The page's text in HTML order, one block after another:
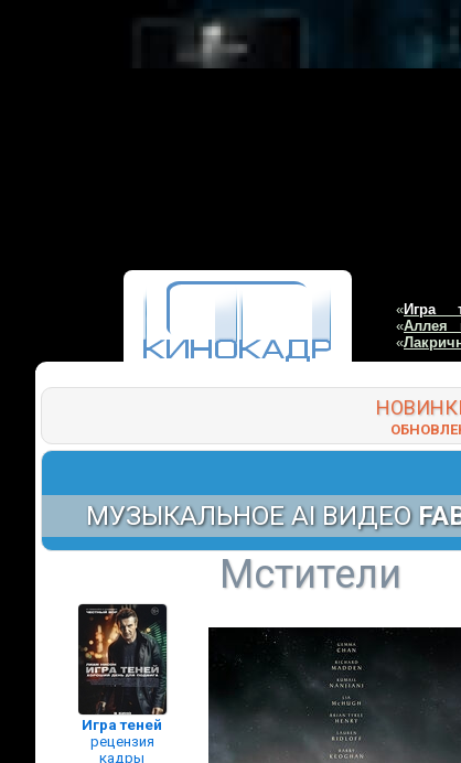
«Игра
«Аллея
«
МУЗЫКАЛЬНОЕ AI ВИДЕО
Мстители
Игра теней
рецензия
кадры